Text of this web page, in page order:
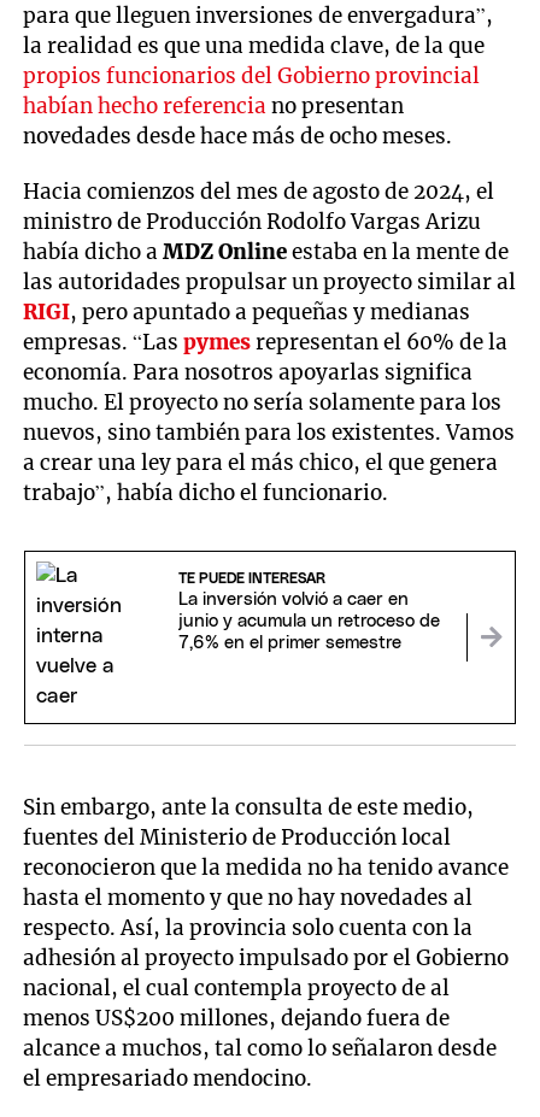
para que lleguen inversiones de envergadura”,
la realidad es que una medida clave, de la que
propios funcionarios del Gobierno provincial
habían hecho referencia no presentan
novedades desde hace más de ocho meses.
Hacia comienzos del mes de agosto de 2024, el
ministro de Producción Rodolfo Vargas Arizu
había dicho aMDZ Onlineestaba en la mente de
las autoridades propulsar un proyecto similar al
RIGI, pero apuntado a pequeñas y medianas
empresas. “Laspymesrepresentan el 60% de la
economía. Para nosotros apoyarlas significa
mucho. El proyecto no sería solamente para los
nuevos, sino también para los existentes. Vamos
a crear una ley para el más chico, el que genera
trabajo”, había dicho el funcionario.
TE PUEDE INTERESAR
La inversión volvió a caer en
junio y acumula un retroceso de
7,6% en el primer semestre
Sin embargo, ante la consulta de este medio,
fuentes del Ministerio de Producción local
reconocieron que la medida no ha tenido avance
hasta el momento y que no hay novedades al
respecto. Así, la provincia solo cuenta con la
adhesión al proyecto impulsado por el Gobierno
nacional, el cual contempla proyecto de al
menos US$200 millones, dejando fuera de
alcance a muchos, tal como lo señalaron desde
el empresariado mendocino.